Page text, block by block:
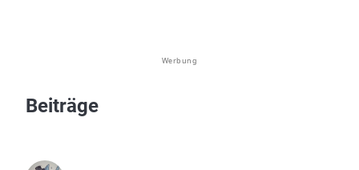
Werbung
Beiträge